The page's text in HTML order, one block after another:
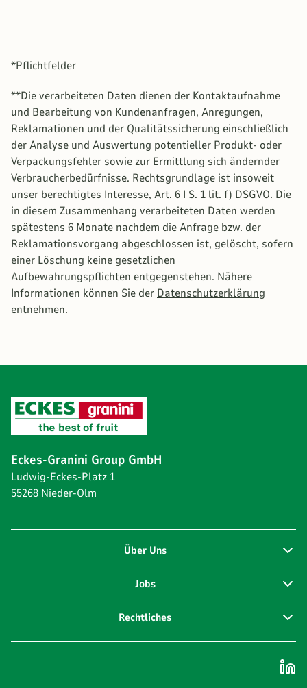
*Pflichtfelder
**Die verarbeiteten Daten dienen der Kontaktaufnahme
und Bearbeitung von Kundenanfragen, Anregungen,
Reklamationen und der Qualitätssicherung einschließlich
der Analyse und Auswertung potentieller Produkt- oder
Verpackungsfehler sowie zur Ermittlung sich ändernder
Verbraucherbedürfnisse. Rechtsgrundlage ist insoweit
unser berechtigtes Interesse, Art. 6 I S. 1 lit. f) DSGVO. Die
in diesem Zusammenhang verarbeiteten Daten werden
spätestens 6 Monate nachdem die Anfrage bzw. der
Reklamationsvorgang abgeschlossen ist, gelöscht, sofern
einer Löschung keine gesetzlichen
Aufbewahrungspflichten entgegenstehen. Nähere
Informationen können Sie der Datenschutzerklärung
entnehmen.
Eckes-Granini Group GmbH
Ludwig-Eckes-Platz 1
55268 Nieder-Olm
Über Uns
Jobs
Rechtliches